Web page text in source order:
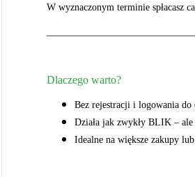
W wyznaczonym terminie spłacasz
Dlaczego warto?
Bez rejestracji i logowania do
Działa jak zwykły BLIK – ale
Idealne na większe zakupy